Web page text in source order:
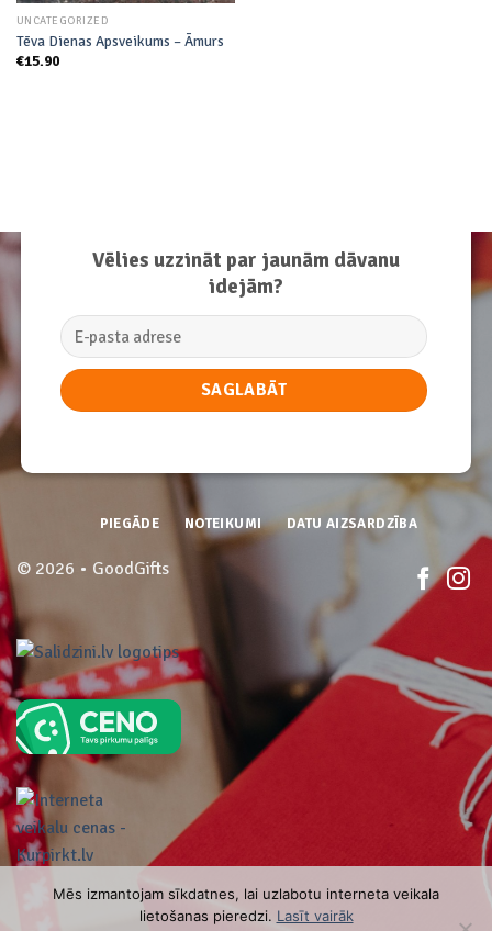
UNCATEGORIZED
Tēva Dienas Apsveikums – Āmurs
€15.90
Vēlies uzzināt par jaunām dāvanu
idejām?
© 2026 • GoodGifts
PIEGĀDE NOTEIKUMI DATU AIZSARDZĪBA
Mēs izmantojam sīkdatnes, lai uzlabotu interneta veikala
lietošanas pieredzi. Lasīt vairāk